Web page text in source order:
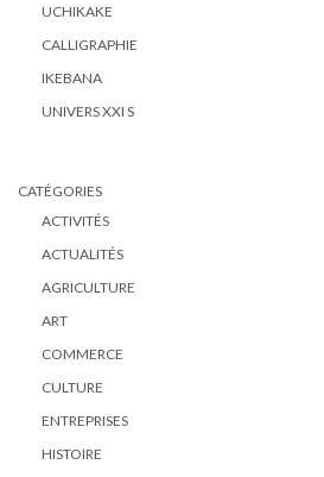
UCHIKAKE
CALLIGRAPHIE
IKEBANA
UNIVERS XXI S
CATÉGORIES
ACTIVITÉS
ACTUALITÉS
AGRICULTURE
ART
COMMERCE
CULTURE
ENTREPRISES
HISTOIRE